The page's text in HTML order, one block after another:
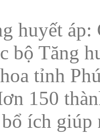
huyết
bộ Tăng
tỉnh
150
ích giúp